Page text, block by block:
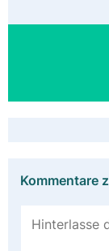
Kommentare